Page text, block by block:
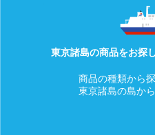
□お客様都合による返品返金・
発送後の商品について、お客
あらかじめご了承ください。
□商品等の不具合による返金
【対応条件】商品の使用有無
東京諸島の商品をお探
商品の種類から
東京諸島の島か